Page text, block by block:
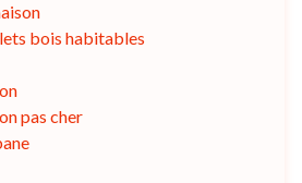
bois habitables
pas cher